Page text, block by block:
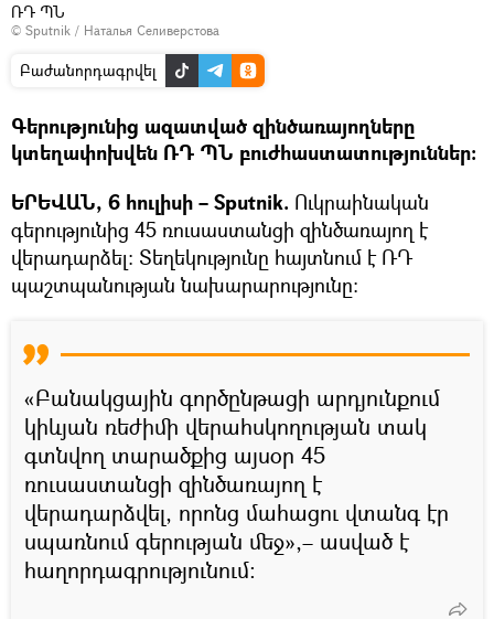
ՌԴ ՊՆ
© Sputnik / Наталья Селиверстова
Բաժանորդագրվել
Գերությունից ազատված զինծառայողները
կտեղափոխվեն ՌԴ ՊՆ բուժհաստատություններ։
ԵՐԵՎԱՆ, 6 հուլիսի – Sputnik. Ուկրաինական
գերությունից 45 ռուսաստանցի զինծառայող է
վերադարձել։ Տեղեկությունը հայտնում է ՌԴ
պաշտպանության նախարարությունը։
«Բանակցային գործընթացի արդյունքում
կիևյան ռեժիմի վերահսկողության տակ
գտնվող տարածքից այսօր 45
ռուսաստանցի զինծառայող է
վերադարձվել, որոնց մահացու վտանգ էր
սպառնում գերության մեջ»,– ասված է
հաղորդագրությունում։